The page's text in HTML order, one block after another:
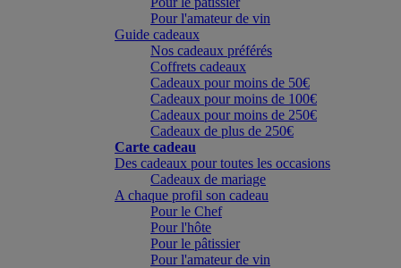
Pour l'amateur de vin
Guide cadeaux
Nos cadeaux préférés
Coffrets cadeaux
Cadeaux pour moins de 50€
Cadeaux pour moins de 100€
Cadeaux pour moins de 250€
Cadeaux de plus de 250€
Carte cadeau
Des cadeaux pour toutes les occasions
Cadeaux de mariage
A chaque profil son cadeau
Pour le Chef
Pour l'hôte
Pour le pâtissier
Pour l'amateur de vin